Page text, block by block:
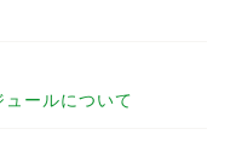
ールについて